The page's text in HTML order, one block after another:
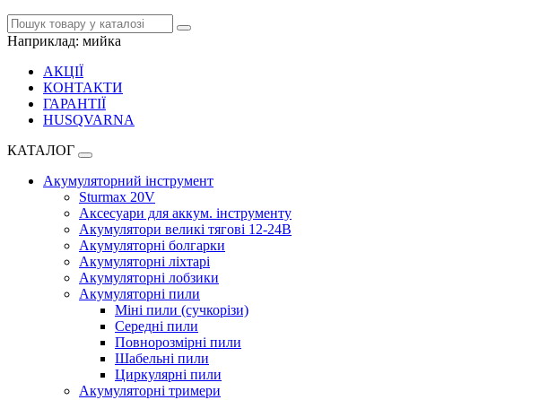
Наприклад: мийка
АКЦІЇ
КОНТАКТИ
ГАРАНТІЇ
HUSQVARNA
КАТАЛОГ
Акумуляторний інструмент
Sturmax 20V
Аксесуари для аккум. інструменту
Акумулятори великі тягові 12-24В
Акумуляторні болгарки
Акумуляторні ліхтарі
Акумуляторні лобзики
Акумуляторні пили
Міні пили (сучкорізи)
Середні пили
Повнорозмірні пили
Шабельні пили
Циркулярні пили
Акумуляторні тримери